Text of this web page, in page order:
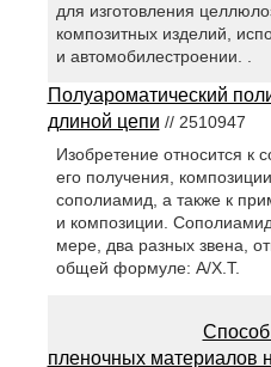
для изготовления
композитных изделий,
и автомобилестроении. .
Полуароматический
длиной цепи // 2510947
Изобретение относится к
его получения,
сополиамид, а также к
и композиции.
мере, два разных звена,
общей формуле: А/Х.Т.
Способ
пленочных материалов